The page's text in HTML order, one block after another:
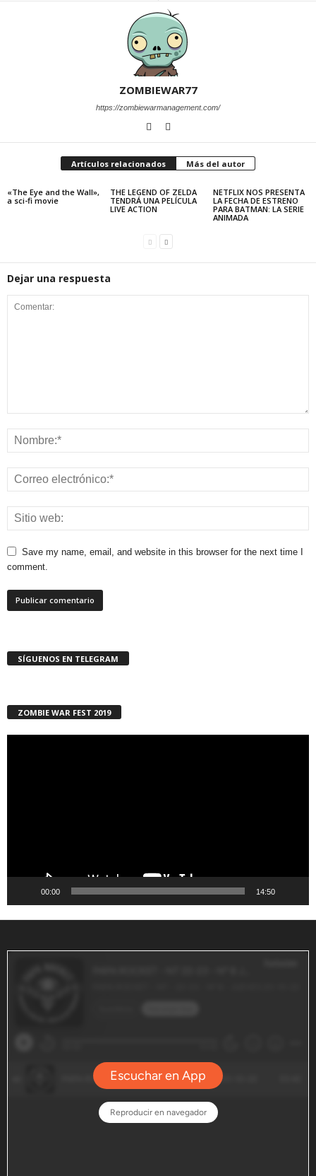
ZOMBIEWAR77
https://zombiewarmanagement.com/
Artículos relacionados Más del autor
«The Eye and the Wall»,
a sci-fi movie
THE LEGEND OF ZELDA
TENDRÁ UNA PELÍCULA
LIVE ACTION
NETFLIX NOS PRESENTA
LA FECHA DE ESTRENO
PARA BATMAN: LA SERIE
ANIMADA
Dejar una respuesta
Save my name, email, and website in this browser for the next time I
comment.
SÍGUENOS EN TELEGRAM
ZOMBIE WAR FEST 2019
00:00 14:50